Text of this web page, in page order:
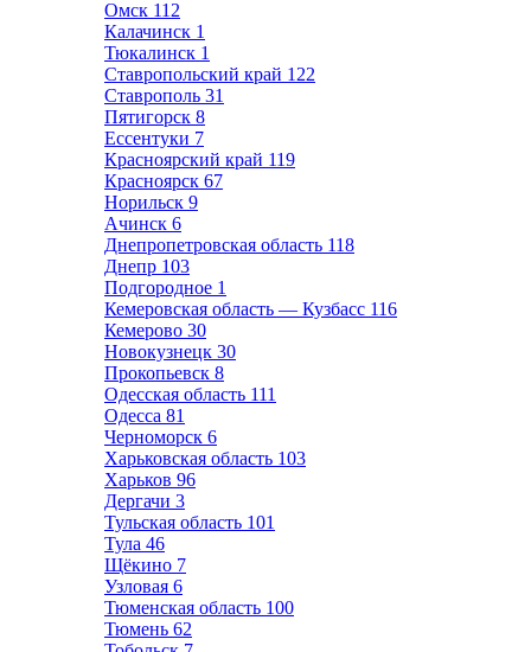
Омск 112
Калачинск 1
Тюкалинск 1
Ставропольский край 122
Ставрополь 31
Пятигорск 8
Ессентуки 7
Красноярский край 119
Красноярск 67
Норильск 9
Ачинск 6
Днепропетровская область 118
Днепр 103
Подгородное 1
Кемеровская область — Кузбасс 116
Кемерово 30
Новокузнецк 30
Прокопьевск 8
Одесская область 111
Одесса 81
Черноморск 6
Харьковская область 103
Харьков 96
Дергачи 3
Тульская область 101
Тула 46
Щёкино 7
Узловая 6
Тюменская область 100
Тюмень 62